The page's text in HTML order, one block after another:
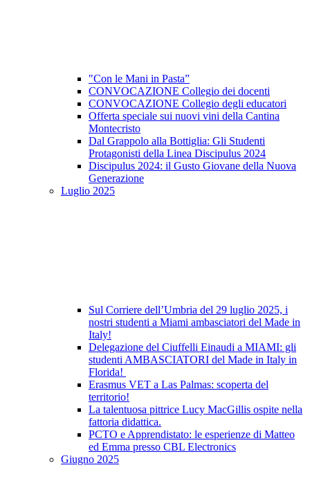
"Con le Mani in Pasta”
CONVOCAZIONE Collegio dei docenti
CONVOCAZIONE Collegio degli educatori
Offerta speciale sui nuovi vini della Cantina
Montecristo
Dal Grappolo alla Bottiglia: Gli Studenti
Protagonisti della Linea Discipulus 2024
Discipulus 2024: il Gusto Giovane della Nuova
Generazione
Luglio 2025
Sul Corriere dell’Umbria del 29 luglio 2025, i
nostri studenti a Miami ambasciatori del Made in
Italy!
Delegazione del Ciuffelli Einaudi a MIAMI: gli
studenti AMBASCIATORI del Made in Italy in
Florida!
Erasmus VET a Las Palmas: scoperta del
territorio!
La talentuosa pittrice Lucy MacGillis ospite nella
fattoria didattica.
PCTO e Apprendistato: le esperienze di Matteo
ed Emma presso CBL Electronics
Giugno 2025